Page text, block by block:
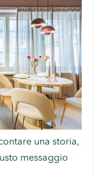
una storia,
messaggio